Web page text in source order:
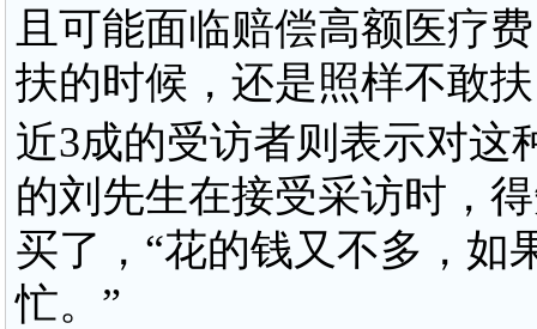
且可能面临赔偿高额医疗
扶的时候，还是照样不敢
近3成的受访者则表示对这
的刘先生在接受采访时，
买了，“花的钱又不多，如
忙。”